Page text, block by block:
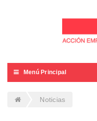
Menú Principal
Noticias